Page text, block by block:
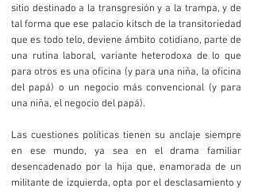
sitio destinado a la transgresión y a la trampa, y de
tal forma que ese palacio kitsch de la transitoriedad
que es todo telo, deviene ámbito cotidiano, parte de
una rutina laboral, variante heterodoxa de lo que
para otros es una oficina (y para una niña, la oficina
del papá) o un negocio más convencional (y para
una niña, el negocio del papá).
Las cuestiones políticas tienen su anclaje siempre
en ese mundo, ya sea en el drama familiar
desencadenado por la hija que, enamorada de un
militante de izquierda, opta por el desclasamiento y